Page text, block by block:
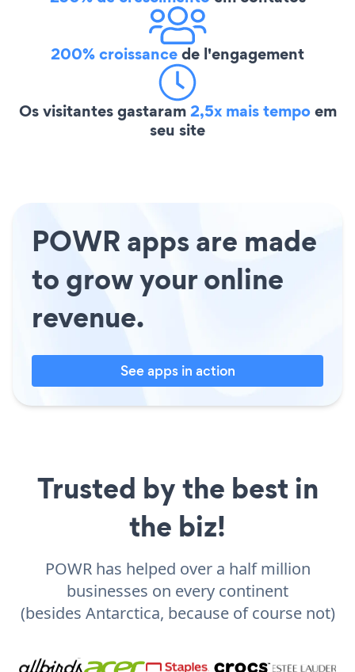
200% croissancede l'engagement
Os visitantes gastaram2,5x mais tempoem
seu site
POWR apps are made
to grow your online
revenue.
See apps in action
Trusted by the best in
the biz!
POWR has helped over a half million
businesses on every continent
(besides Antarctica, because of course not)